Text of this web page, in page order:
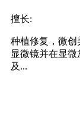
杂骨缺损条件的
修...